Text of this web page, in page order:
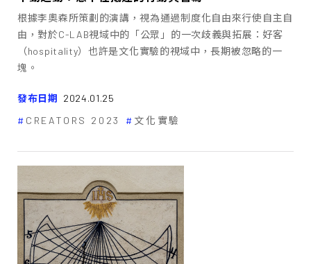
根據李奧森所策劃的演講，視為通過制度化自由來行使自主自
由，對於C-LAB視域中的「公眾」的一次歧義與拓展：好客
（hospitality）也許是文化實驗的視域中，長期被忽略的一
塊。
發布日期 2024.01.25
CREATORS 2023
文化實驗